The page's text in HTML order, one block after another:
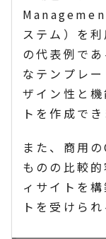
ステム）を
の代表例で
なテンプレ
ザイン性と
トを作成でき
また、商用
ものの比較
ィサイトを
トを受けら